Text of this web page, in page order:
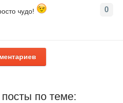
0
чудо!
по теме: